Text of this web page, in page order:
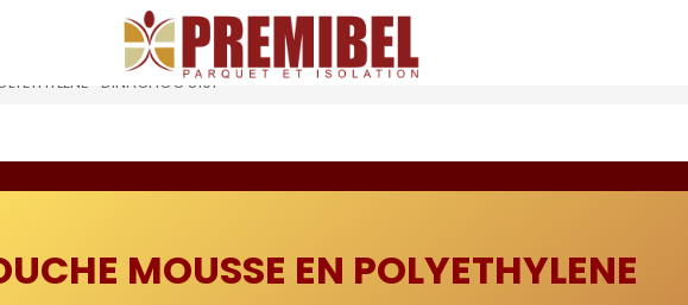
DINACHOC S101
MOUSSE EN POLYETHYLENE